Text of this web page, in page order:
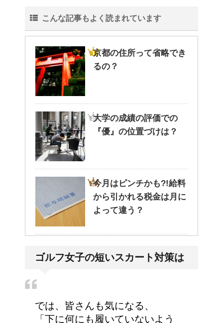
こんな記事もよく読まれています
京都の住所って省略でき
るの？
大学の成績の評価での
『優』の位置づけは？
今月はピンチかも?!給料
から引かれる税金は月に
よって違う？
の違和感の原因は「肩こ
猫のゴロゴロ音、急に言
ゴルフ女子の短いスカート対策は
では、皆さんも気になる、
「下に何にも履いていないよう